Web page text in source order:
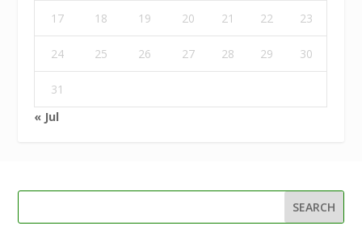
17 18 19 20 21 22 23
24 25 26 27 28 29 30
31
« Jul